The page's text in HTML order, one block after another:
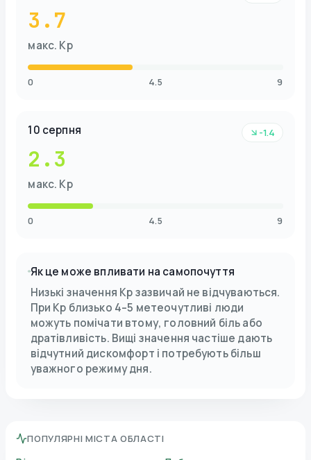
3.7
макс. Kp
0 4.5 9
10 серпня
2.3
макс. Kp
-1.4
0 4.5 9
Як це може впливати на самопочуття
Низькі значення Kp зазвичай не відчуваються.
При Kp близько 4–5 метеочутливі люди
можуть помічати втому, головний біль або
дратівливість. Вищі значення частіше дають
відчутний дискомфорт і потребують більш
уважного режиму дня.
ПОПУЛЯРНІ МІСТА ОБЛАСТІ